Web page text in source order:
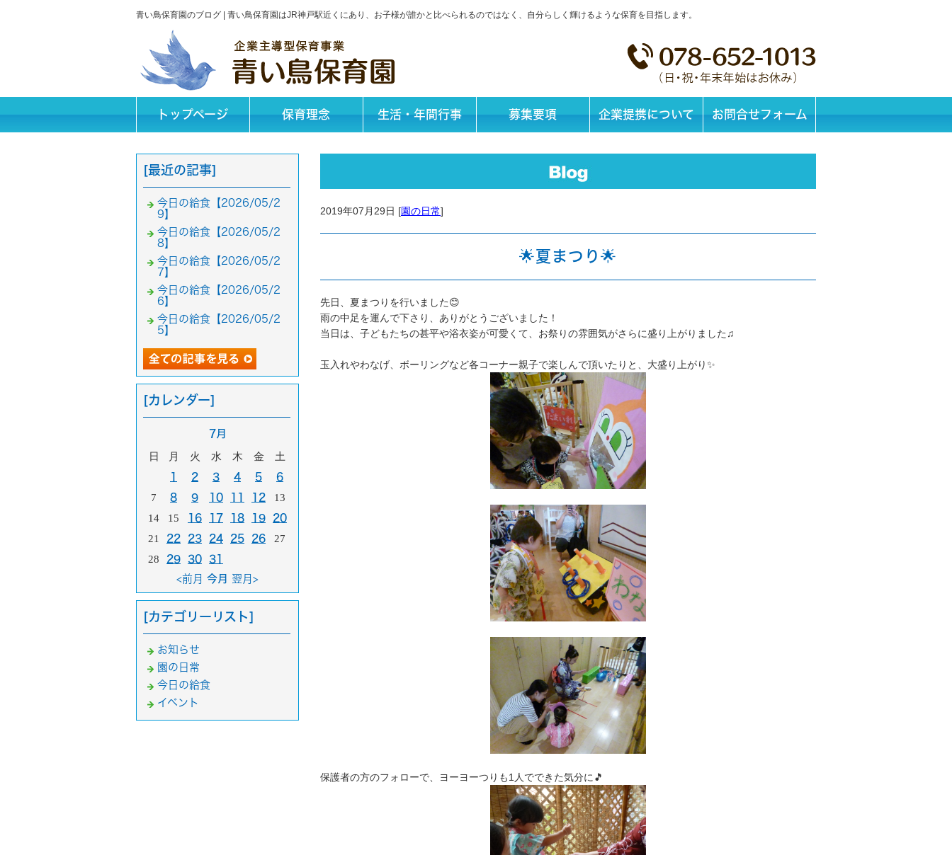
青い鳥保育園のブログ | 青い鳥保育園はJR神戸駅近くにあり、お子様が誰かと比べられるのではなく、自分らしく輝けるような保育を目指します。
トップページ 保育理念 生活・年間行事 募集要項 企業提携について お問合せフォーム
2019年07月29日 [園の日常]
🌟夏まつり🌟
先日、夏まつりを行いました😊
雨の中足を運んで下さり、ありがとうございました！
当日は、子どもたちの甚平や浴衣姿が可愛くて、お祭りの雰囲気がさらに盛り上がりました♫
玉入れやわなげ、ボーリングなど各コーナー親子で楽しんで頂いたりと、大盛り上がり✨
保護者の方のフォローで、ヨーヨーつりも1人でできた気分に🎵
[最近の記事]
今日の給食【2026/05/2
9】
今日の給食【2026/05/2
8】
今日の給食【2026/05/2
7】
今日の給食【2026/05/2
6】
今日の給食【2026/05/2
5】
[カレンダー]
7月
日 月 火 水 木 金 土
1 2 3 4 5 6
7 8 9 10 11 12
13
14
15 16 17 18 19 20
21 22 23 24 25 26
27
28
29 30
31
<前月 今月 翌月>
[カテゴリーリスト]
お知らせ
園の日常
今日の給食
イベント